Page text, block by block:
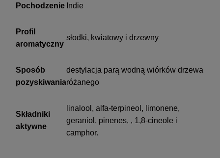
Pochodzenie Indie
Profil
aromatyczny
słodki, kwiatowy i drzewny
Sposób
pozyskiwania
destylacja parą wodną wiórków drzewa
różanego
Składniki
aktywne
linalool, alfa-terpineol, limonene,
geraniol, pinenes, , 1,8-cineole i
camphor.